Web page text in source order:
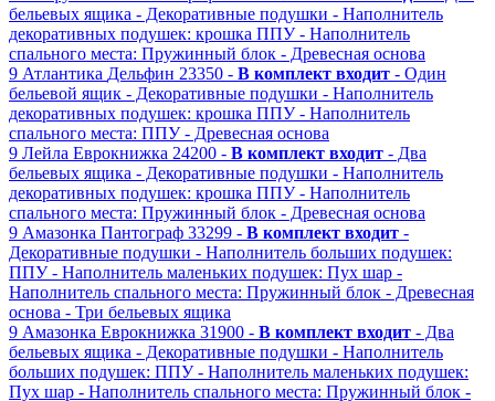
бельевых ящика - Декоративные подушки - Наполнитель
декоративных подушек: крошка ППУ - Наполнитель
спального места: Пружинный блок - Древесная основа
9 Атлантика Дельфин 23350 - В комплект входит - Один
бельевой ящик - Декоративные подушки - Наполнитель
декоративных подушек: крошка ППУ - Наполнитель
спального места: ППУ - Древесная основа
9 Лейла Еврокнижка 24200 - В комплект входит - Два
бельевых ящика - Декоративные подушки - Наполнитель
декоративных подушек: крошка ППУ - Наполнитель
спального места: Пружинный блок - Древесная основа
9 Амазонка Пантограф 33299 - В комплект входит -
Декоративные подушки - Наполнитель больших подушек:
ППУ - Наполнитель маленьких подушек: Пух шар -
Наполнитель спального места: Пружинный блок - Древесная
основа - Три бельевых ящика
9 Амазонка Еврокнижка 31900 - В комплект входит - Два
бельевых ящика - Декоративные подушки - Наполнитель
больших подушек: ППУ - Наполнитель маленьких подушек:
Пух шар - Наполнитель спального места: Пружинный блок -